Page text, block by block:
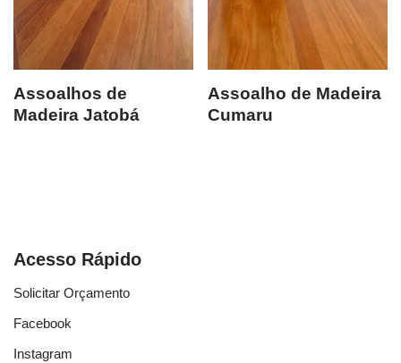
Assoalhos de
Madeira Jatobá
Assoalho de Madeira
Cumaru
Acesso Rápido
Solicitar Orçamento
Facebook
Instagram